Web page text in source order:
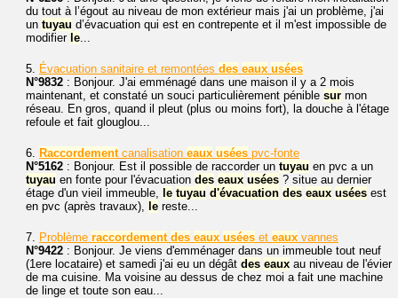
du tout à l’égout au niveau de mon extérieur mais j'ai un problème, j'ai
un tuyau d’évacuation qui est en contrepente et il m'est impossible de
modifier le...
5. Évacuation sanitaire et remontées des eaux usées
N°9832 : Bonjour. J'ai emménagé dans une maison il y a 2 mois
maintenant, et constaté un souci particulièrement pénible sur mon
réseau. En gros, quand il pleut (plus ou moins fort), la douche à l'étage
refoule et fait glouglou...
6. Raccordementcanalisation eaux usées pvc-fonte
N°5162 : Bonjour. Est il possible de raccorder un tuyau en pvc a un
tuyau en fonte pour l'évacuation des eaux usées ? situe au dernier
étage d'un vieil immeuble, le tuyau d'évacuation des eaux usées est
en pvc (après travaux), le reste...
7. Problème raccordement des eaux usées et eaux vannes
N°9422 : Bonjour. Je viens d'emménager dans un immeuble tout neuf
(1ere locataire) et samedi j'ai eu un dégât des eaux au niveau de l'évier
de ma cuisine. Ma voisine au dessus de chez moi a fait une machine
de linge et toute son eau...